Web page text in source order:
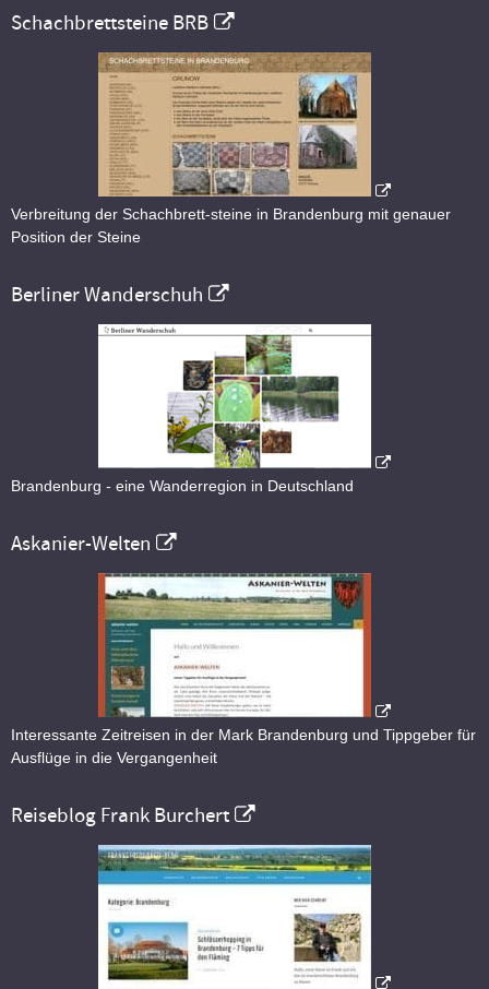
Schachbrettsteine BRB
Verbreitung der Schachbrett-steine in Brandenburg mit genauer
Position der Steine
Berliner Wanderschuh
Brandenburg - eine Wanderregion in Deutschland
Askanier-Welten
Interessante Zeitreisen in der Mark Brandenburg und Tippgeber für
Ausflüge in die Vergangenheit
Reiseblog Frank Burchert